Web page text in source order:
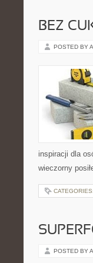
BEZ
POSTED BY
inspiracji dla
wieczorny
CATEGORIES:
POSTED BY